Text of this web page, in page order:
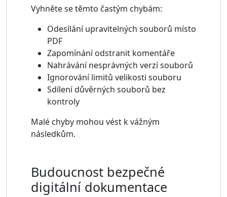
Vyhněte se těmto častým chybám:
Odesílání upravitelných souborů místo
PDF
Zapomínání odstranit komentáře
Nahrávání nesprávných verzí souborů
Ignorování limitů velikosti souboru
Sdílení důvěrných souborů bez
kontroly
Malé chyby mohou vést k vážným
následkům.
Budoucnost bezpečné
digitální dokumentace